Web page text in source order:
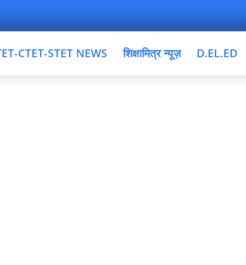
CTET-STET NEWS शिक्षामित्र न्यूज़ D.EL.ED